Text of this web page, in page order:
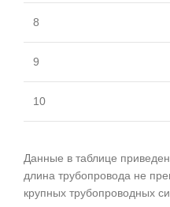
8
9
10
Данные в таблице
длина трубопровода не
крупных трубопроводных